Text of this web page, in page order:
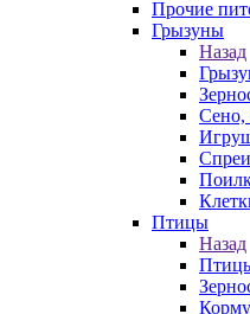
Прочие
Грызуны
Назад
Сено,
Спреи
Птицы
Назад